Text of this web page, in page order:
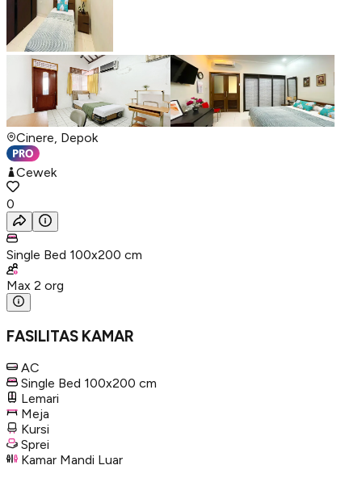
Cinere, Depok
Cewek
0
Single Bed 100x200 cm
Max 2 org
FASILITAS KAMAR
AC
Single Bed 100x200 cm
Lemari
Meja
Kursi
Sprei
Kamar Mandi Luar